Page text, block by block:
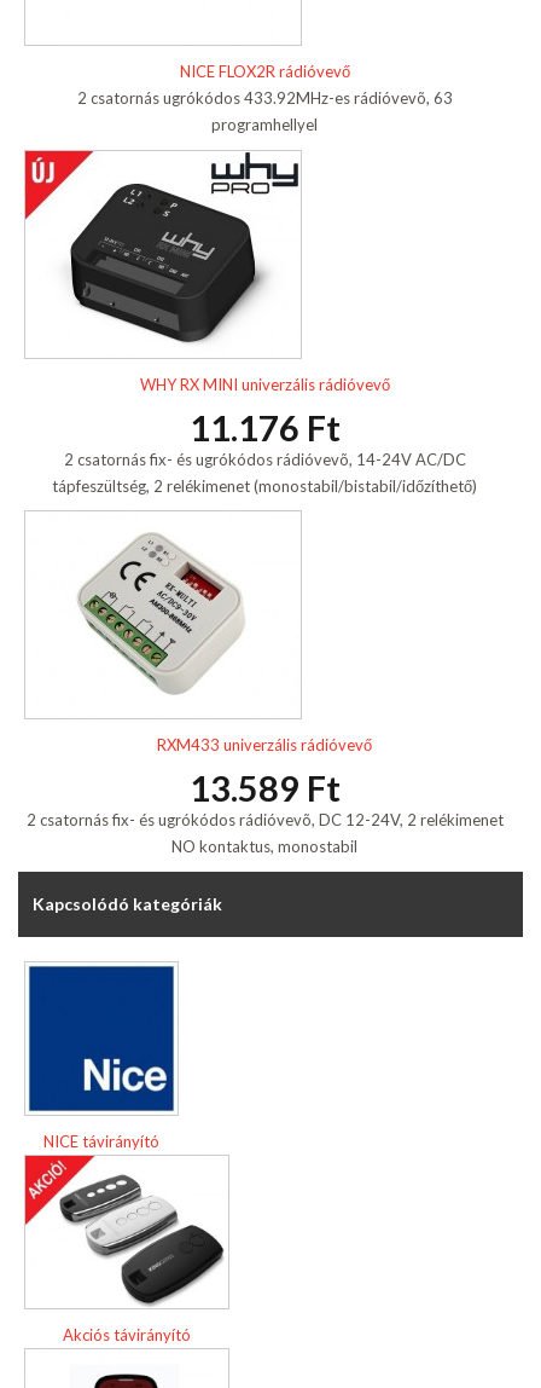
NICE FLOX2R rádióvevő
2 csatornás ugrókódos 433.92MHz-es rádióvevõ, 63
programhellyel
WHY RX MINI univerzális rádióvevő
11.176 Ft
2 csatornás fix- és ugrókódos rádióvevõ, 14-24V AC/DC
tápfeszültség, 2 relékimenet (monostabil/bistabil/időzíthető)
RXM433 univerzális rádióvevő
13.589 Ft
2 csatornás fix- és ugrókódos rádióvevõ, DC 12-24V, 2 relékimenet
NO kontaktus, monostabil
Kapcsolódó kategóriák
NICE távirányító
Akciós távirányító